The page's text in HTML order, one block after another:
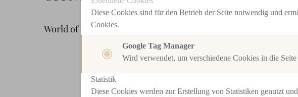
World of Beauty
Samstag:
Diese Cookies sind für den Betrieb der Seite notwendig und
Cookies.
Google Tag Manager
Wird verwendet, um verschiedene Cookies in die
Statistik
Diese Cookies werden zur Erstellung von Statistiken genutzt